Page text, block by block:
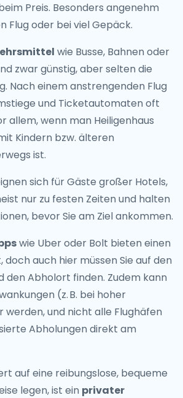
Preis. Besonders angenehm
Flug oder bei viel Gepäck.
wie Busse, Bahnen oder
zwar günstig, aber selten die
Nach einem anstrengenden Flug
und Ticketautomaten oft
allem, wenn man Heiligenhaus
Kindern bzw. älteren
ist.
sich für Gäste großer Hotels,
nur zu festen Zeiten und halten
bevor Sie am Ziel ankommen.
wie Uber oder Bolt bieten einen
doch auch hier müssen Sie auf den
den Abholort finden. Zudem kann
(z. B. bei hoher
und nicht alle Flughäfen
Abholungen direkt am
auf eine reibungslose, bequeme
legen, ist ein privater